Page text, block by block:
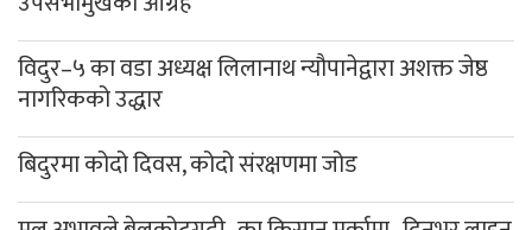
विदुर–५ का वडा अध्यक्ष लिलानाथ न्यौपानेद्वारा अशक्त जेष्ठ
नागरिकको उद्धार
बिदुरमा कोदो दिवस, कोदो संरक्षणमा जोड